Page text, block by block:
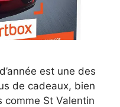
est une des
de cadeaux, bien
St Valentin